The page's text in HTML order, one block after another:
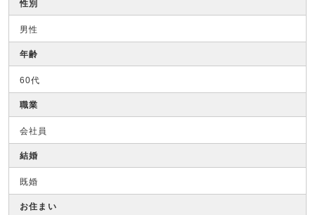
性別
男性
年齢
60代
職業
会社員
結婚
既婚
お住まい